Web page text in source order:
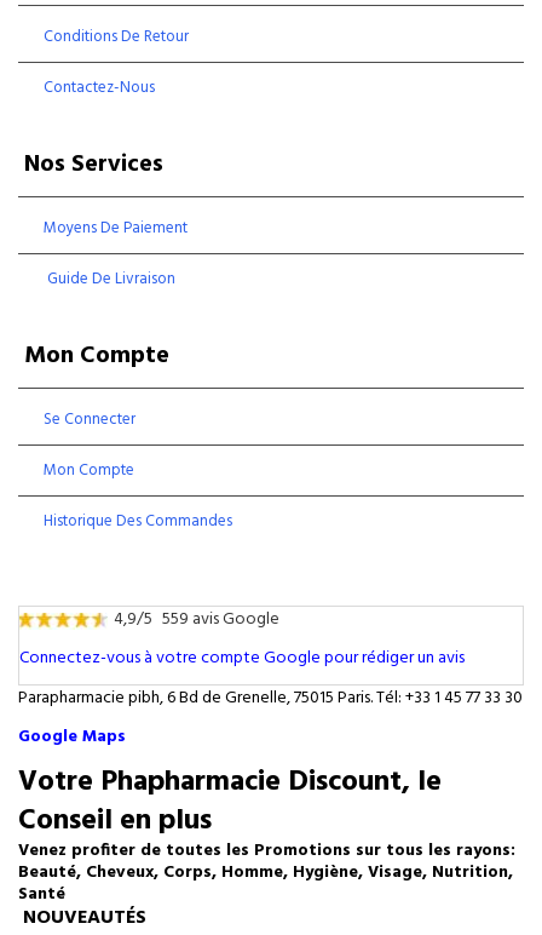
Conditions De Retour
Contactez-Nous
Nos Services
Moyens De Paiement
Guide De Livraison
Mon Compte
Se Connecter
Mon Compte
Historique Des Commandes
4,9/5 559 avis Google
Connectez-vous à votre compte Google pour rédiger un avis
Parapharmacie pibh, 6 Bd de Grenelle, 75015 Paris. Tél: +33 1 45 77 33 30
Google Maps
Votre Phapharmacie Discount, le
Conseil en plus
Venez profiter de toutes les Promotions sur tous les rayons:
Beauté, Cheveux, Corps, Homme, Hygiène, Visage, Nutrition,
Santé
NOUVEAUTÉS